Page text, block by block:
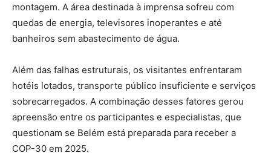
montagem. A área destinada à imprensa sofreu com
quedas de energia, televisores inoperantes e até
banheiros sem abastecimento de água.
Além das falhas estruturais, os visitantes enfrentaram
hotéis lotados, transporte público insuficiente e serviços
sobrecarregados. A combinação desses fatores gerou
apreensão entre os participantes e especialistas, que
questionam se Belém está preparada para receber a
COP-30 em 2025.